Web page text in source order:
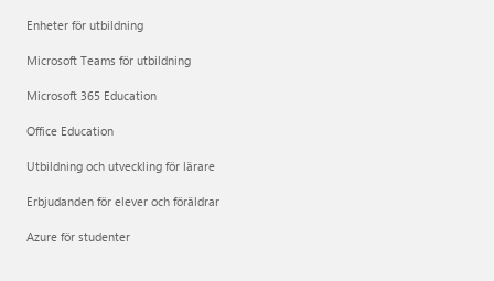
Enheter för utbildning
Microsoft Teams för utbildning
Microsoft 365 Education
Office Education
Utbildning och utveckling för lärare
Erbjudanden för elever och föräldrar
Azure för studenter